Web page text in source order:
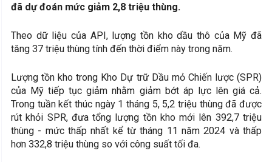
đã dự đoán mức giảm 2,8 triệu thùng.
Theo dữ liệu của API, lượng tồn kho dầu thô của Mỹ đã
tăng 37 triệu thùng tính đến thời điểm này trong năm.
Lượng tồn kho trong Kho Dự trữ Dầu mỏ Chiến lược (SPR)
của Mỹ tiếp tục giảm nhằm giảm bớt áp lực lên giá cả.
Trong tuần kết thúc ngày 1 tháng 5, 5,2 triệu thùng đã được
rút khỏi SPR, đưa tổng lượng tồn kho mới lên 392,7 triệu
thùng - mức thấp nhất kể từ tháng 11 năm 2024 và thấp
hơn 332,8 triệu thùng so với công suất tối đa.